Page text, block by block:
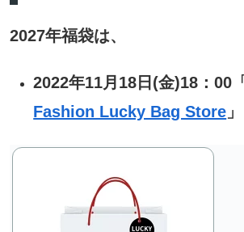
2027年福袋は、
2022年11月18日(金)18：00「
Fashion Lucky Bag Store 」